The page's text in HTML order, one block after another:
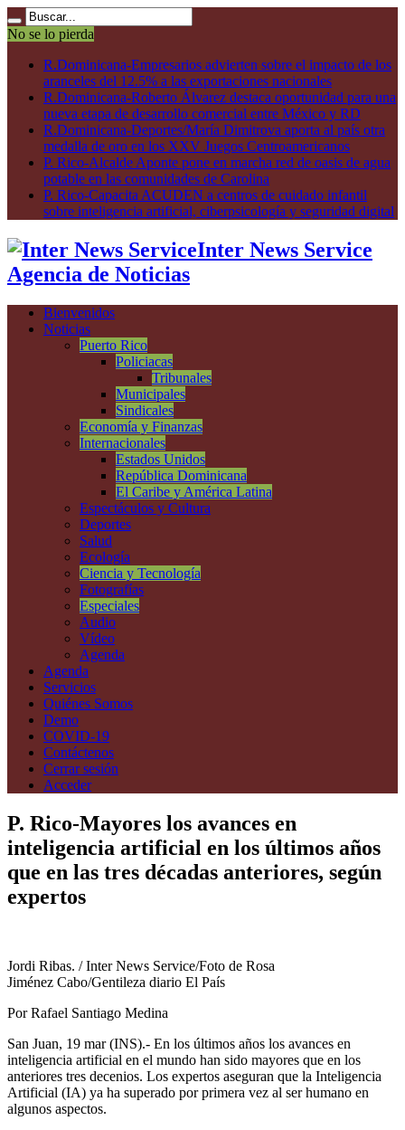
No se lo pierda
R.Dominicana-Empresarios advierten sobre el impacto de los
aranceles del 12.5% a las exportaciones nacionales
R.Dominicana-Roberto Álvarez destaca oportunidad para una
nueva etapa de desarrollo comercial entre México y RD
R.Dominicana-Deportes/María Dimitrova aporta al país otra
medalla de oro en los XXV Juegos Centroamericanos
P. Rico-Alcalde Aponte pone en marcha red de oasis de agua
potable en las comunidades de Carolina
P. Rico-Capacita ACUDEN a centros de cuidado infantil
sobre inteligencia artificial, ciberpsicología y seguridad digital
Inter News Service
Agencia de Noticias
Bienvenidos
Noticias
Puerto Rico
Policiacas
Tribunales
Municipales
Sindicales
Economía y Finanzas
Internacionales
Estados Unidos
República Dominicana
El Caribe y América Latina
Espectáculos y Cultura
Deportes
Salud
Ecología
Ciencia y Tecnología
Fotografías
Especiales
Audio
Vídeo
Agenda
Agenda
Servicios
Quiénes Somos
Demo
COVID-19
Contáctenos
Cerrar sesión
Acceder
P. Rico-Mayores los avances en
inteligencia artificial en los últimos años
que en las tres décadas anteriores, según
expertos
Jordi Ribas. / Inter News Service/Foto de Rosa
Jiménez Cabo/Gentileza diario El País
Por Rafael Santiago Medina
San Juan, 19 mar (INS).- En los últimos años los avances en
inteligencia artificial en el mundo han sido mayores que en los
anteriores tres decenios. Los expertos aseguran que la Inteligencia
Artificial (IA) ya ha superado por primera vez al ser humano en
algunos aspectos.